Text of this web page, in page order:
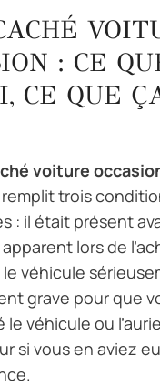
: CE
CE QUE
voiture
trois
: il était présent
lors de
véhicule
grave pour que
le véhicule ou
si vous en aviez eu